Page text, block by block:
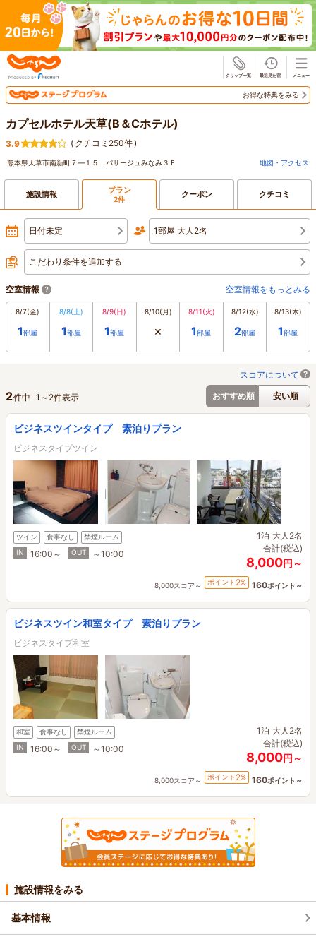
お得な特典をみる
カプセルホテル天草(B＆Cホテル)
3.9 ( クチコミ250件)
熊本県天草市南新町７―１５ パサージュみなみ３Ｆ 地図・アクセス
施設情報 プラン
2件 クーポン クチコミ
日付未定 1部屋 大人2名
こだわり条件を追加する
空室情報 空室情報をもっとみる
8/7(金)
1部屋
8/8(土)
1部屋
8/9(日)
1部屋
8/10(月)
×
8/11(火)
1部屋
8/12(水)
2部屋
8/13(木)
1部屋
スコアについて
おすすめ順
安い順
2件中 1 ～ 2件表示
ビジネスツインタイプ 素泊りプラン
ビジネスタイプツイン
ツイン 食事なし
禁煙ルーム
IN
16:00～ OUT ～10:00
1泊 大人2名
合計(税込)
8,000円～
8,000スコア～ ポイント 2% 160ポイント～
ビジネスツイン和室タイプ 素泊りプラン
ビジネスタイプ和室
和室 食事なし
禁煙ルーム
IN
16:00～ OUT ～10:00
1泊 大人2名
合計(税込)
8,000円～
8,000スコア～ ポイント 2% 160ポイント～
施設情報をみる
基本情報